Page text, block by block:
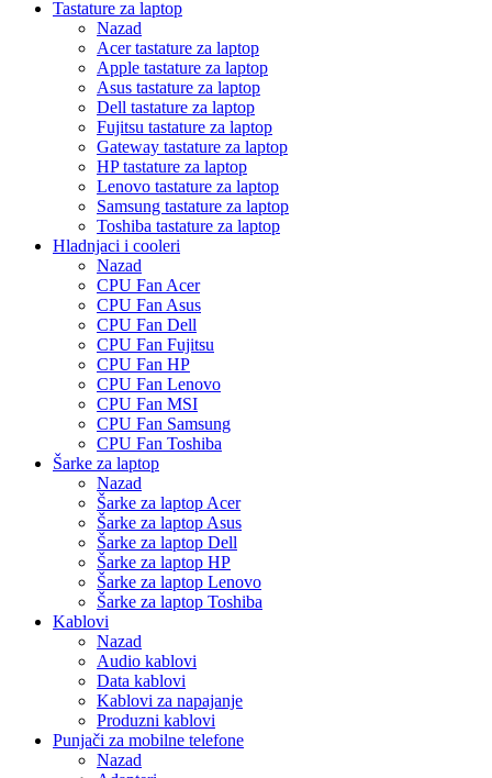
Tastature za laptop
Nazad
Acer tastature za laptop
Apple tastature za laptop
Asus tastature za laptop
Dell tastature za laptop
Fujitsu tastature za laptop
Gateway tastature za laptop
HP tastature za laptop
Lenovo tastature za laptop
Samsung tastature za laptop
Toshiba tastature za laptop
Hladnjaci i cooleri
Nazad
CPU Fan Acer
CPU Fan Asus
CPU Fan Dell
CPU Fan Fujitsu
CPU Fan HP
CPU Fan Lenovo
CPU Fan MSI
CPU Fan Samsung
CPU Fan Toshiba
Šarke za laptop
Nazad
Šarke za laptop Acer
Šarke za laptop Asus
Šarke za laptop Dell
Šarke za laptop HP
Šarke za laptop Lenovo
Šarke za laptop Toshiba
Kablovi
Nazad
Audio kablovi
Data kablovi
Kablovi za napajanje
Produzni kablovi
Punjači za mobilne telefone
Nazad